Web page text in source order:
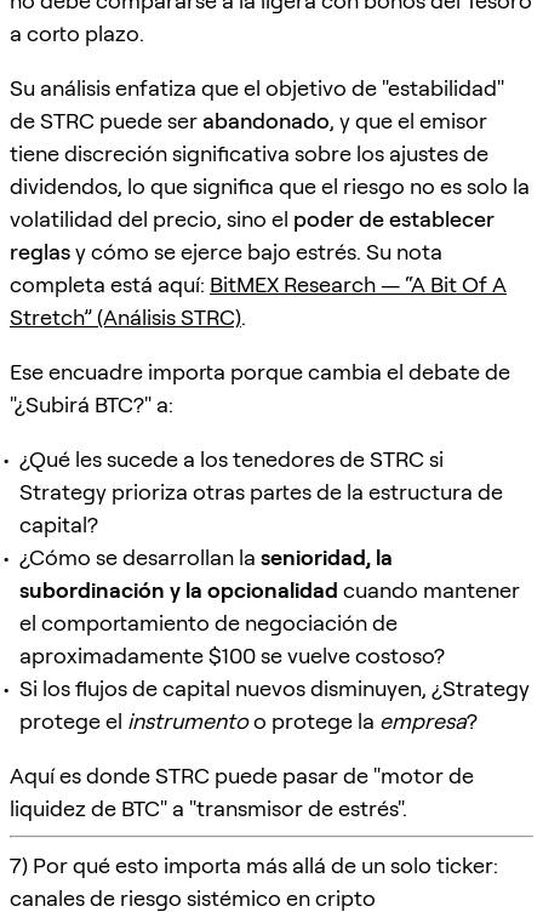
a corto plazo.
Su análisis enfatiza que el objetivo de "estabilidad"
de STRC puede serabandonado, y que el emisor
tiene discreción significativa sobre los ajustes de
dividendos, lo que significa que el riesgo no es solo la
volatilidad del precio, sino el poder de establecer
reglasy cómo se ejerce bajo estrés. Su nota
completa está aquí: BitMEX Research — “A Bit Of A
Stretch” (Análisis STRC).
Ese encuadre importa porque cambia el debate de
"¿Subirá BTC?" a:
¿Qué les sucede a los tenedores de STRC si
Strategy prioriza otras partes de la estructura de
capital?
¿Cómo se desarrollan la senioridad, la
subordinación y la opcionalidad cuando mantener
el comportamiento de negociación de
aproximadamente $100 se vuelve costoso?
Si los flujos de capital nuevos disminuyen, ¿Strategy
protege el instrumentoo protege la empresa?
Aquí es donde STRC puede pasar de "motor de
liquidez de BTC" a "transmisor de estrés".
7) Por qué esto importa más allá de un solo ticker:
canales de riesgo sistémico en cripto